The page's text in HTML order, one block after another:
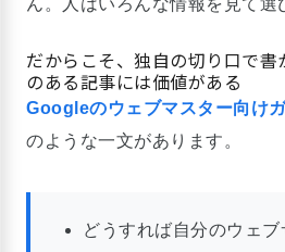
だからこそ、独自の切り口で書
のある記事には価値がある
Googleのウェブマスター向け
のような一文があります。
どうすれば自分のウェ